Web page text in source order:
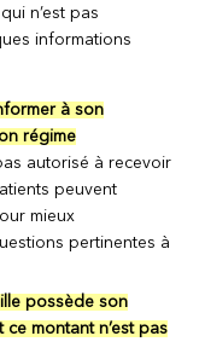
n’est pas
informations
à son
régime
autorisé à recevoir
peuvent
mieux
pertinentes à
possède son
montant n’est pas